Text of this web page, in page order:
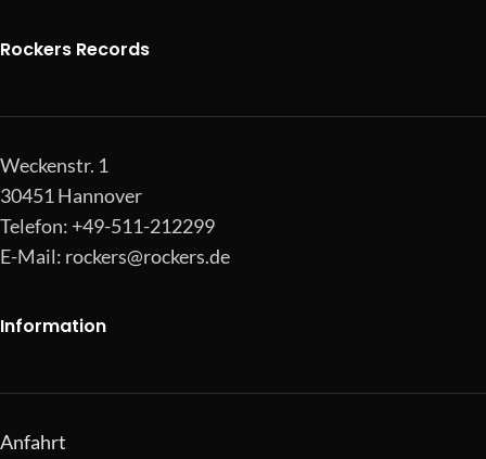
Rockers Records
Weckenstr. 1
30451 Hannover
Telefon: +49-511-212299
E-Mail: rockers@rockers.de
Information
Anfahrt